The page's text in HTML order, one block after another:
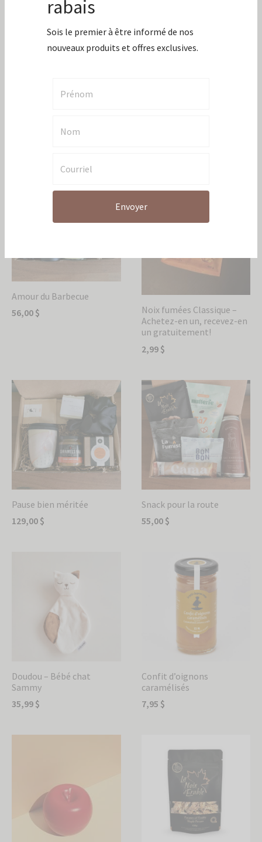
Inscris-toi à
l'infolettre pour
recevoir 10% de
Sois le premier à être informé de nos
Amour du Barbecue
56,00 $
Noix fumées Classique –
Achetez-en un, recevez-en
un gratuitement!
2,99 $
Pause bien méritée
129,00 $
Snack pour la route
55,00 $
Doudou – Bébé chat
Sammy
35,99 $
Confit d’oignons
caramélisés
7,95 $